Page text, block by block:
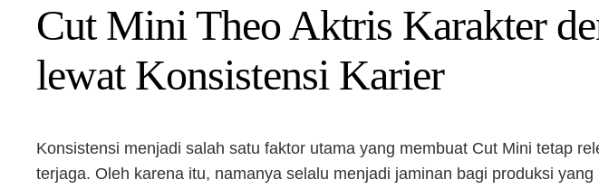
Cut Mini Theo Aktris Karakter
lewat Konsistensi Karier
Konsistensi menjadi salah satu faktor utama yang membuat Cut Mini tetap
terjaga. Oleh karena itu, namanya selalu menjadi jaminan bagi produksi